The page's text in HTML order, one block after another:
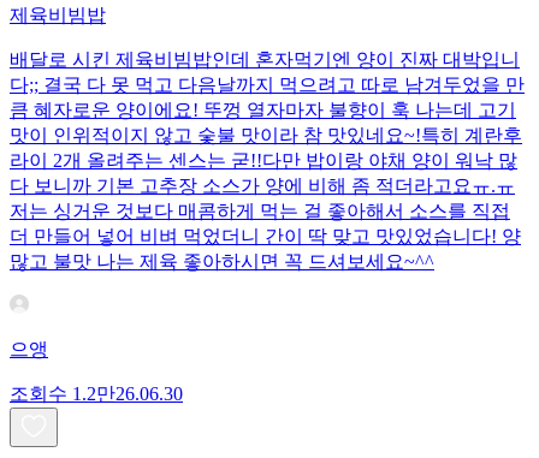
제육비빔밥
배달로 시킨 제육비빔밥인데 혼자먹기엔 양이 진짜 대박입니
다;; 결국 다 못 먹고 다음날까지 먹으려고 따로 남겨두었을 만
큼 혜자로운 양이에요! 뚜껑 열자마자 불향이 훅 나는데 고기
맛이 인위적이지 않고 숯불 맛이라 참 맛있네요~!특히 계란후
라이 2개 올려주는 센스는 굳!! ​다만 밥이랑 야채 양이 워낙 많
다 보니까 기본 고추장 소스가 양에 비해 좀 적더라고요ㅠ.ㅠ
저는 싱거운 것보다 매콤하게 먹는 걸 좋아해서 소스를 직접
더 만들어 넣어 비벼 먹었더니 간이 딱 맞고 맛있었습니다! 양
많고 불맛 나는 제육 좋아하시면 꼭 드셔보세요~^^
으앵
조회수 1.2만26.06.30